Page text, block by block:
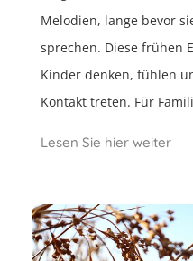
Melodien, lange bevor
sprechen. Diese frühen
Kinder denken, fühlen
Kontakt treten. Für
Lesen Sie hier weiter